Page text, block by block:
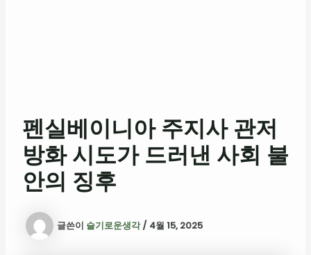
펜실베이니아 주지사 관저
방화 시도가 드러낸 사회 불
안의 징후
글쓴이 슬기로운생각/ 4월 15, 2025